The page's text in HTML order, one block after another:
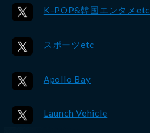
K-POP&韓国エンタメetc
スポーツetc
Apollo Bay
Launch Vehicle